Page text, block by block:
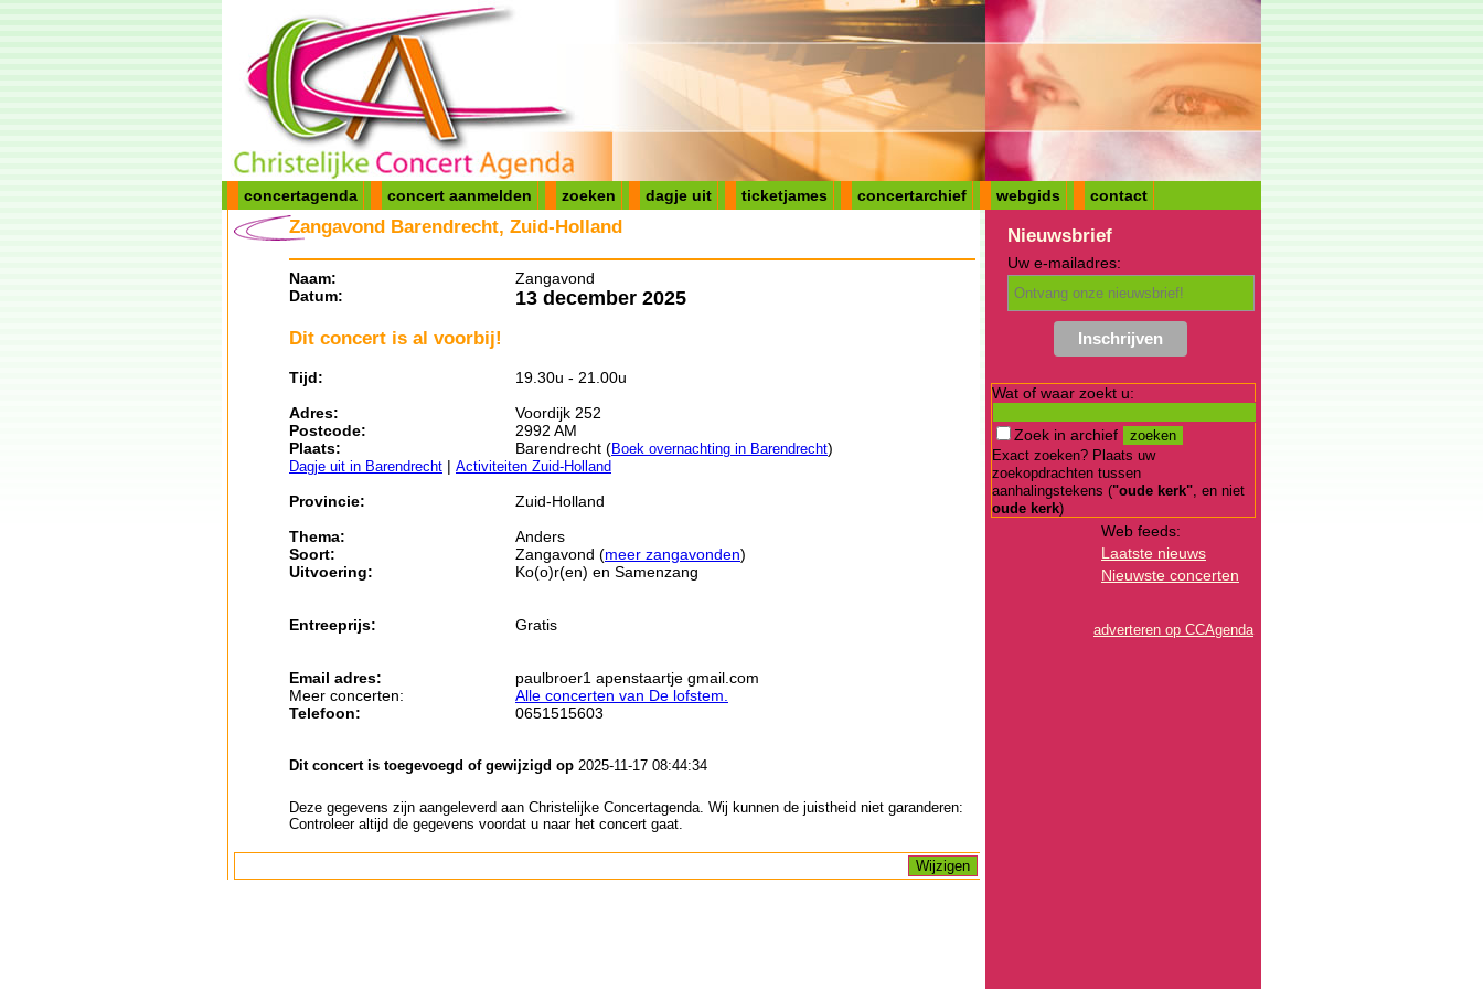
concertagenda concert aanmelden zoeken dagje uit ticketjames concertarchief webgids contact
Zangavond Barendrecht, Zuid-Holland
Naam:
Zangavond
Datum:
13 december 2025
Dit concert is al voorbij!
Tijd:
19.30u - 21.00u
Adres:
Voordijk 252
Postcode:
2992 AM
Plaats:
Barendrecht (Boek overnachting in Barendrecht)
Dagje uit in Barendrecht | Activiteiten Zuid-Holland
Provincie:
Zuid-Holland
Thema:
Anders
Soort:
Zangavond (meer zangavonden)
Uitvoering:
Ko(o)r(en) en Samenzang
Entreeprijs: Gratis
Email adres:
paulbroer1 apenstaartje gmail.com
Meer concerten:
Alle concerten van De lofstem.
Telefoon:
0651515603
Dit concert is toegevoegd of gewijzigd op 2025-11-17 08:44:34
Deze gegevens zijn aangeleverd aan Christelijke Concertagenda. Wij kunnen de juistheid niet garanderen:
Controleer altijd de gegevens voordat u naar het concert gaat.
Nieuwsbrief
Uw e-mailadres:
Wat of waar zoekt u:
Zoek in archief
Exact zoeken? Plaats uw
zoekopdrachten tussen
aanhalingstekens ("oude kerk", en niet
oude kerk)
Web feeds:
Laatste nieuws
Nieuwste concerten
adverteren op CCAgenda